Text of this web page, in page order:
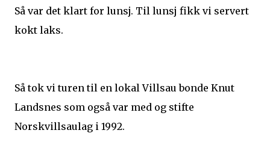
Så var det klart for lunsj. Til lunsj fikk vi servert
kokt laks.
Så tok vi turen til en lokal Villsau bonde Knut
Landsnes som også var med og stifte
Norskvillsaulag i 1992.